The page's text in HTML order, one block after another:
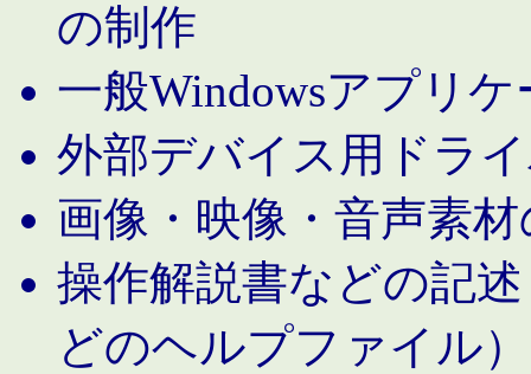
の制作
一般Windowsアプリ
外部デバイス用ドラ
画像・映像・音声素
操作解説書などの記
どのヘルプファイル）